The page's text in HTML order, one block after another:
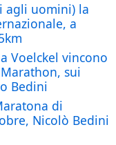
agli uomini) la
a
Voelckel vincono
sui
Bedini
di
Nicolò Bedini